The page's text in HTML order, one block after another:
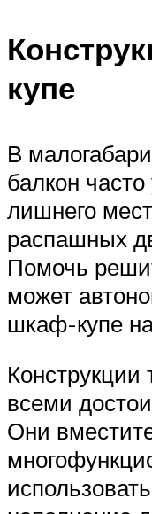
купе
В
балкон
лишнего
распашных
Помочь
может
шкаф-купе
Конструкции
всеми
Они